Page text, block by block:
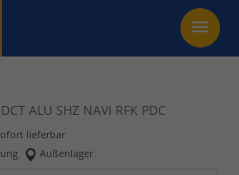
ALU SHZ NAVI RFK PDC
lieferbar
Außenlager